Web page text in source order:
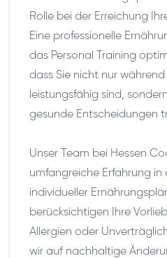
Rolle bei der Erreichung
Eine professionelle
das Personal Training
dass Sie nicht nur während
leistungsfähig sind,
gesunde Entscheidungen
Unser Team bei Hessen
umfangreiche Erfahrung in
individueller
berücksichtigen Ihre
Allergien oder
wir auf nachhaltige